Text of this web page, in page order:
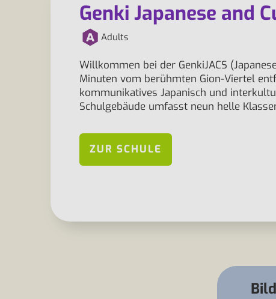
Genki Japanese and
Adults
Willkommen bei der GenkiJACS
Minuten vom berühmten Gion-Viertel
kommunikatives Japanisch und
Schulgebäude umfasst neun helle
ZUR SCHULE